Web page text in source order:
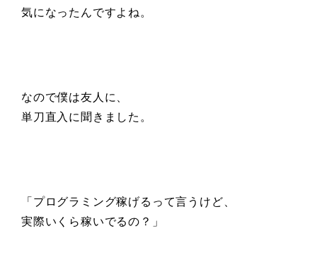
気になったんですよね。
なので僕は友人に、
単刀直入に聞きました。
「プログラミング稼げるって言うけど、
実際いくら稼いでるの？」